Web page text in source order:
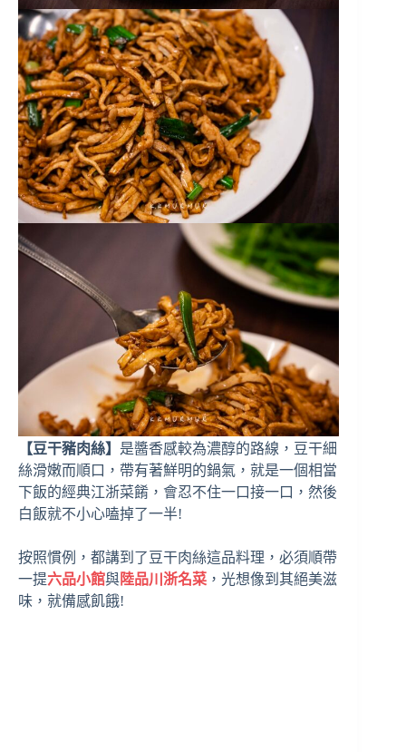
【豆干豬肉絲】 是醬香感較為濃醇的路線，豆干細
絲滑嫩而順口，帶有著鮮明的鍋氣，就是一個相當
下飯的經典江浙菜餚，會忍不住一口接一口，然後
白飯就不小心嗑掉了一半!
按照慣例，都講到了豆干肉絲這品料理，必須順帶
一提六品小館與陸品川浙名菜 ，光想像到其絕美滋
味，就備感飢餓!